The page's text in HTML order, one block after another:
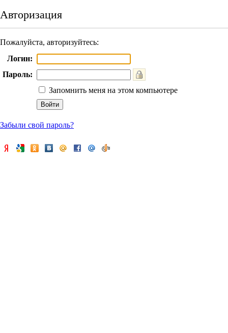
Авторизация
Пожалуйста, авторизуйтесь:
Логин:
Пароль:
Запомнить меня на этом компьютере
Забыли свой пароль?